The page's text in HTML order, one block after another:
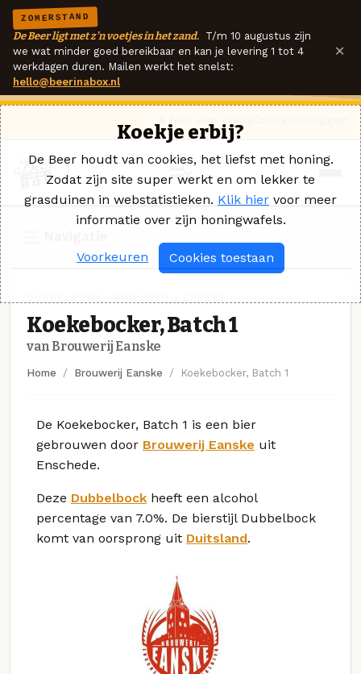
ZOMERSTAND
De Beer ligt met z'n voetjes in het zand. T/m 10 augustus zijn
we wat minder goed bereikbaar en kan je levering 1 tot 4
werkdagen duren. Mailen werkt het snelst:
hello@beerinabox.nl
×
Koekebocker, Batch 1
van Brouwerij Eanske
Home Brouwerij Eanske Koekebocker, Batch 1
De Koekebocker, Batch 1 is een bier
gebrouwen door Brouwerij Eanske uit
Enschede.
Deze Dubbelbock heeft een alcohol
percentage van 7.0%. De bierstijl Dubbelbock
komt van oorsprong uit Duitsland.
Koekje erbij?
De Beer houdt van cookies, het liefst met honing.
Zodat zijn site super werkt en om lekker te
grasduinen in webstatistieken. Klik hier voor meer
informatie over zijn honingwafels.
Voorkeuren Cookies toestaan